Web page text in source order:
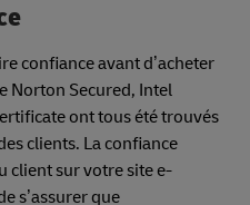
confiance avant d’acheter
Norton Secured, Intel
ont tous été trouvés
clients. La confiance
client sur votre site e-
s’assurer que